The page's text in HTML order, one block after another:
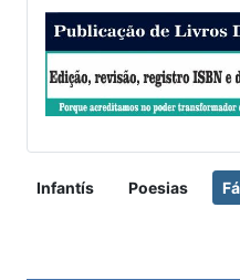
Infantís Poesias